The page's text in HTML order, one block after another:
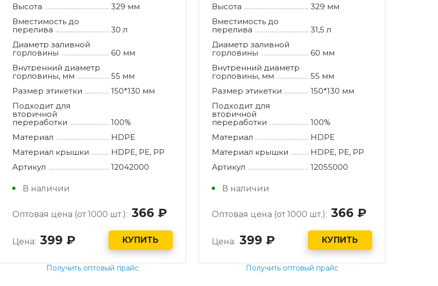
Высота
329 мм
Вместимость до
перелива
30 л
Диаметр заливной
горловины
60 мм
Внутренний диаметр
горловины, мм
55 мм
Размер этикетки
150*130 мм
Подходит для
вторичной
переработки
100%
Материал
HDPE
Материал крышки
HDPE, РE, РР
Артикул
12042000
В наличии
Оптовая цена (от 1000 шт.): 366
Цена: 399 КУПИТЬ
Получить оптовый прайс
Высота
329 мм
Вместимость до
перелива
31,5 л
Диаметр заливной
горловины
60 мм
Внутренний диаметр
горловины, мм
55 мм
Размер этикетки
150*130 мм
Подходит для
вторичной
переработки
100%
Материал
HDPE
Материал крышки
HDPE, РE, РР
Артикул
12055000
В наличии
Оптовая цена (от 1000 шт.): 366
Цена: 399 КУПИТЬ
Получить оптовый прайс